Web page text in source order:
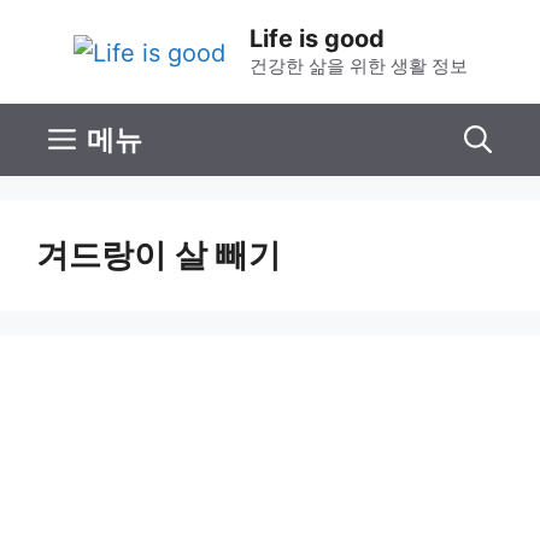
Life is good
건강한 삶을 위한 생활 정보
메뉴
겨드랑이 살 빼기